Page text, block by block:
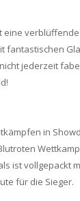
eine
fantastischen
jederzeit
in
ist vollgepackt
für die Sieger.